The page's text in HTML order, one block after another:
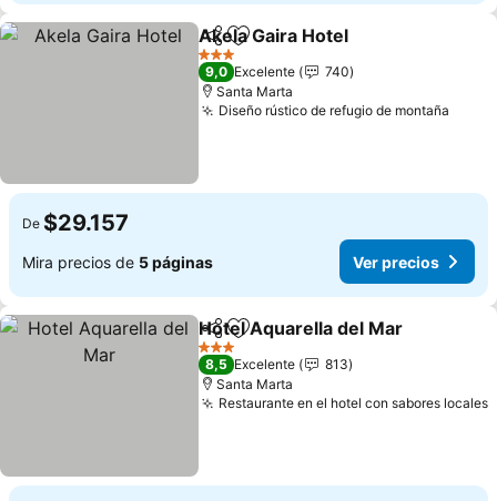
CompartirAgregar a favoritos
Akela Gaira Hotel
3 Estrellas
9,0 Excelente
740
Santa Marta
Diseño rústico de refugio de montaña
De $29.157
Mira precios de 5 páginas Ver precios
CompartirAgregar a favoritos
Hotel Aquarella del Mar
3 Estrellas
8,5 Excelente
813
Santa Marta
Restaurante en el hotel con sabores locales